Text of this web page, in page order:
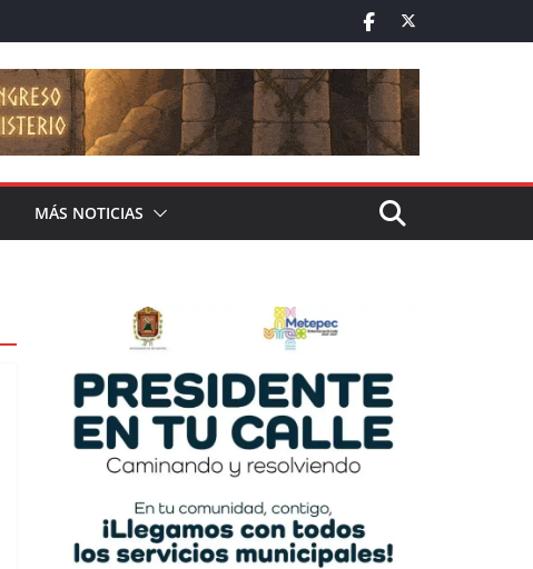
MÁS NOTICIAS